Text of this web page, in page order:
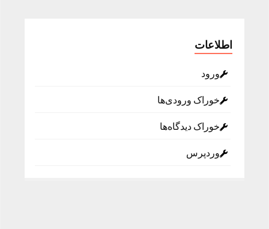
اطلاعات
ورود
خوراک ورودی‌ها
خوراک دیدگاه‌ها
وردپرس